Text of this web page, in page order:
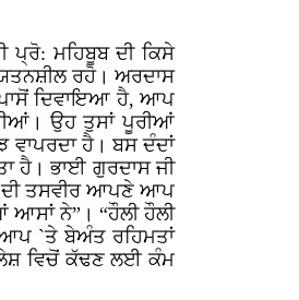
ਪ੍ਰੋ: ਮਹਿਬੂਬ ਦੀ ਕਿਸੇ
ਰਹੋ। ਅਰਦਾਸ
ਪਾਸੋਂ ਦਿਵਾਇਆ ਹੈ, ਆਪ
ਉਹ ਤੁਸਾਂ ਪੂਰੀਆਂ
ਵਾਪਰਦਾ ਹੈ। ਬਸ ਦੰਦਾਂ
ਹੈ। ਭਾਈ ਗੁਰਦਾਸ ਜੀ
ਦੀ ਤਸਵੀਰ ਆਪਣੇ ਆਪ
ਆਸਾਂ ਨੇ”। “ਹੌਲੀ ਹੌਲੀ
ਆਪ `ਤੇ ਬੇਅੰਤ ਰਹਿਮਤਾਂ
ਵਿਚੋਂ ਕੱਢਣ ਲਈ ਕੰਮ